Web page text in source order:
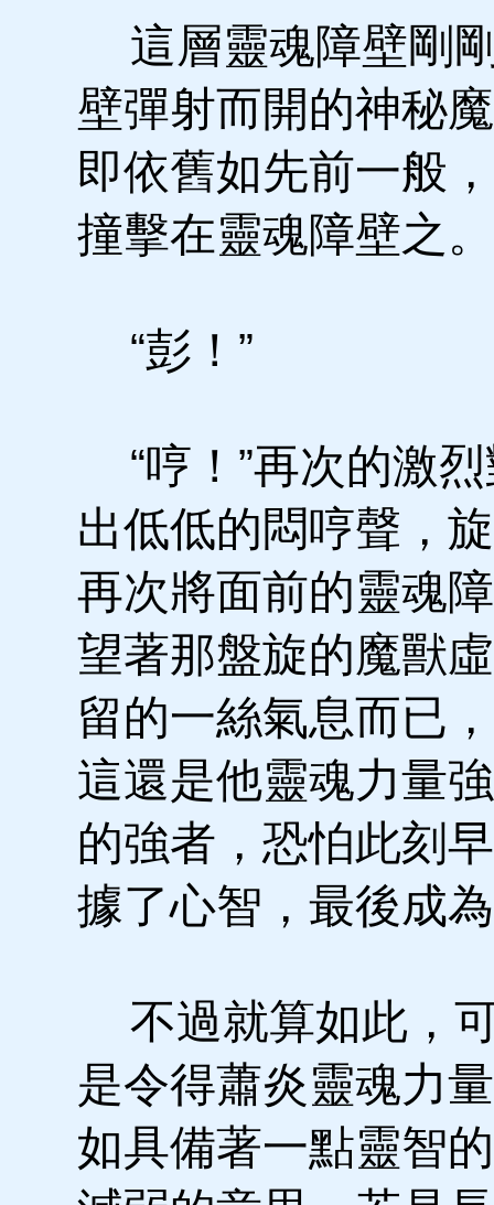
這層靈魂障壁剛
壁彈射而開的神秘
即依舊如先前一般
撞擊在靈魂障壁之。
“彭！”
“哼！”再次的激
出低低的悶哼聲，
再次將面前的靈魂
望著那盤旋的魔獸
留的一絲氣息而已
這還是他靈魂力量
的強者，恐怕此刻
據了心智，最後成
不過就算如此，
是令得蕭炎靈魂力
如具備著一點靈智